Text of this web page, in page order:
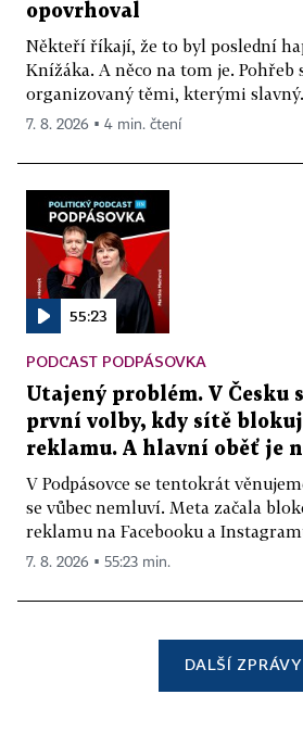
opovrhoval
Někteří říkají, že to byl poslední
Knížáka. A něco na tom je.
organizovaný těmi, kterými
7. 8. 2026 ▪ 4 min. čtení
55:23
PODCAST PODPÁSOVKA
Utajený problém. V Česku
první volby, kdy sítě
reklamu. A hlavní oběť je
V Podpásovce se tentokrát
se vůbec nemluví. Meta začala
reklamu na Facebooku a
7. 8. 2026 ▪ 55:23 min.
DALŠÍ ZPRÁVY